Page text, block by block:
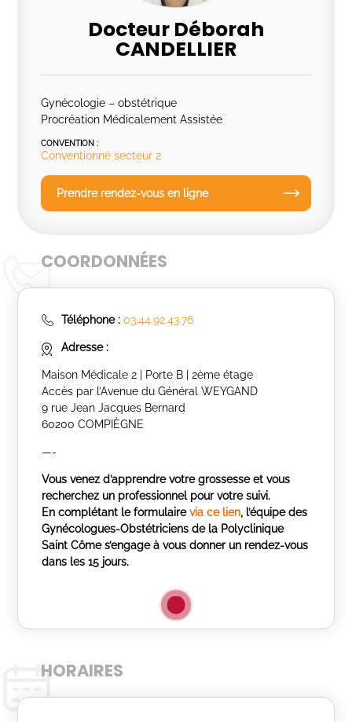
Docteur Déborah
CANDELLIER
Gynécologie – obstétrique
Procréation Médicalement Assistée
CONVENTION :
Conventionné secteur 2
Prendre rendez-vous en ligne
COORDONNÉES
Téléphone : 03.44.92.43.76
Adresse :
Maison Médicale 2 | Porte B | 2ème étage
Accès par l’Avenue du Général WEYGAND
9 rue Jean Jacques Bernard
60200 COMPIÈGNE
—-
Vous venez d’apprendre votre grossesse et vous
recherchez un professionnel pour votre suivi.
En complétant le formulairevia ce lien, l’équipe des
Gynécologues-Obstétriciens de la Polyclinique
Saint Côme s’engage à vous donner un rendez-vous
dans les 15 jours.
HORAIRES